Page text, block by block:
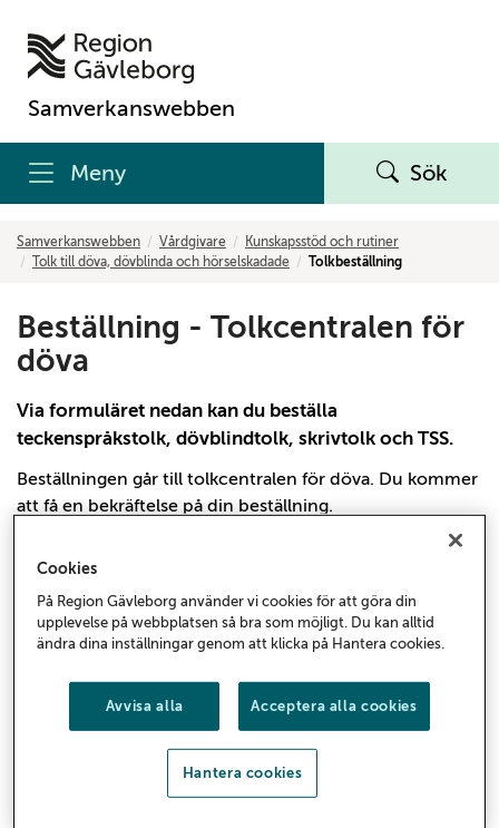
Samverkanswebben
Meny Sök
Samverkanswebben Vårdgivare
Kunskapsstöd och rutiner
Tolk till döva, dövblinda och hörselskadade
Tolkbeställning
Beställning - Tolkcentralen för
döva
Via formuläret nedan kan du beställa
teckenspråkstolk, dövblindtolk, skrivtolk och TSS.
Beställningen går till tolkcentralen för döva. Du kommer
att få en bekräftelse på din beställning.
du skall använda tolk:
Teckenspråk/skrivtolk i vårdrelaterade besök
Cookies
På Region Gävleborg använder vi cookies för att göra din
upplevelse på webbplatsen så bra som möjligt. Du kan alltid
ändra dina inställningar genom att klicka på Hantera cookies.
Avvisa alla Acceptera alla cookies
Hantera cookies